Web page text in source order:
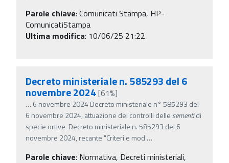
Parole chiave: Comunicati Stampa, HP-
ComunicatiStampa
Ultima modifica: 10/06/25 21:22
Decreto ministeriale n. 585293 del 6
novembre 2024[61%]
… 6 novembre 2024 Decreto ministeriale n° 585293 del
6 novembre 2024, attuazione dei controlli delle sementidi
specie ortive Decreto ministeriale n. 585293 del 6
novembre 2024, recante "Criteri e mod …
Parole chiave: Normativa, Decreti ministeriali,